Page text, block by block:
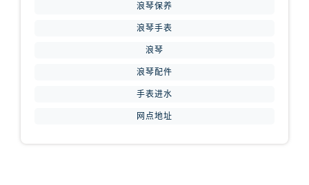
浪琴保养
浪琴手表
浪琴
浪琴配件
手表进水
网点地址